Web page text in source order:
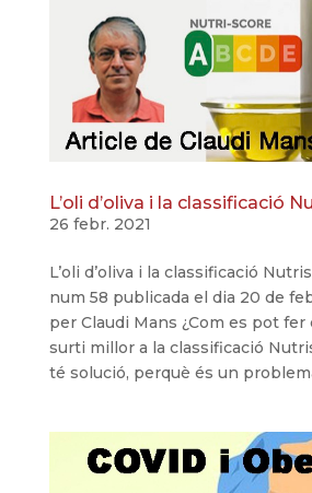
L’oli d’oliva i la classificació
26 febr. 2021
L’oli d’oliva i la classificació
num 58 publicada el dia 20 de
per Claudi Mans ¿Com es pot fer
surti millor a la classificació
té solució, perquè és un